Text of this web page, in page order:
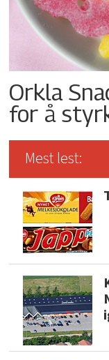
Orkla
for å
Mest lest: